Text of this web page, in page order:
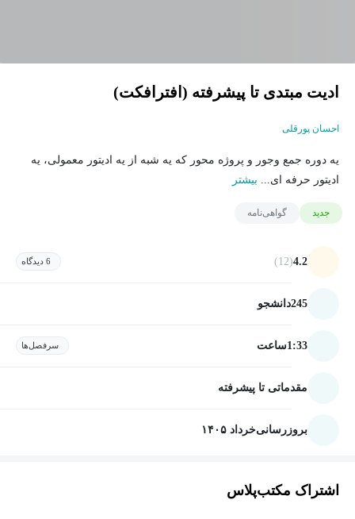
ادیت مبتدی تا پیشرفته (افترافکت)
احسان پورقلی
یه دوره جمع وجور و پروژه محور که یه شبه از یه ادیتور معمولی، یه
ادیتور حرفه ای... بیشتر
جدید گواهی‌نامه
4.2
(12) 6 دیدگاه
245دانشجو
1:33ساعت سرفصل‌ها
مقدماتی تا پیشرفته
بروزرسانیخرداد ۱۴۰۵
اشتراک مکتب‌پلاس